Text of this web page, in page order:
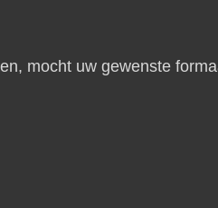
mocht uw gewenste